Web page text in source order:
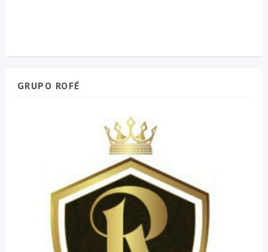
GRUPO ROFÉ